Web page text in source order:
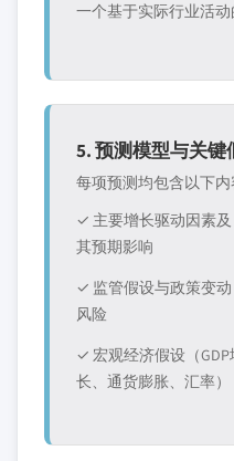
一个基于实际行业活动
5. 预测模型与关键
每项预测均包含以下内
✓ 主要增长驱动因素及
其预期影响
✓ 监管假设与政策变动
风险
✓ 宏观经济假设（GDP
长、通货膨胀、汇率）